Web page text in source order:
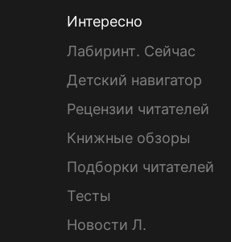
Интересно
Лабиринт. Сейчас
Детский навигатор
Рецензии читателей
Книжные обзоры
Подборки читателей
Тесты
Новости Л.